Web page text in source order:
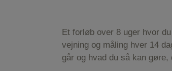
Et forløb over 8 uger hvor
vejning og måling hver 14
går og hvad du så kan gøre,